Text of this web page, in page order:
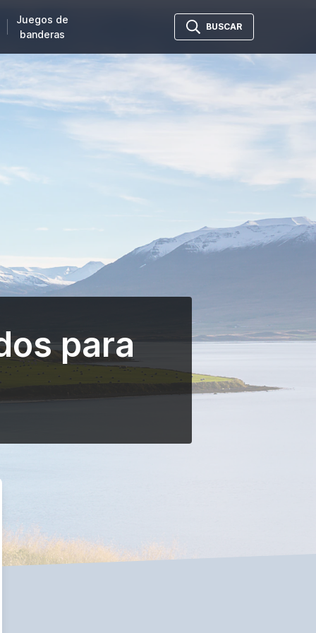
Juegos de
banderas
BUSCAR
para